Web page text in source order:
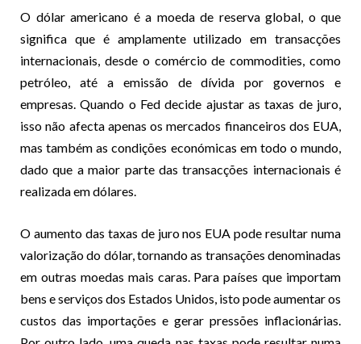
O dólar americano é a moeda de reserva global, o que
significa que é amplamente utilizado em transacções
internacionais, desde o comércio de commodities, como
petróleo, até a emissão de dívida por governos e
empresas. Quando o Fed decide ajustar as taxas de juro,
isso não afecta apenas os mercados financeiros dos EUA,
mas também as condições económicas em todo o mundo,
dado que a maior parte das transacções internacionais é
realizada em dólares.
O aumento das taxas de juro nos EUA pode resultar numa
valorização do dólar, tornando as transações denominadas
em outras moedas mais caras. Para países que importam
bens e serviços dos Estados Unidos, isto pode aumentar os
custos das importações e gerar pressões inflacionárias.